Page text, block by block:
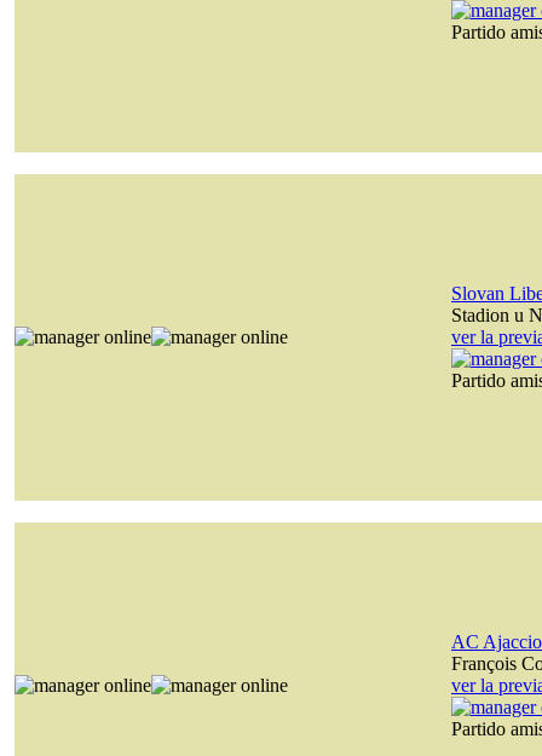
Partido
Slovan
Stadion u
ver la
Partido
AC Ajaccio
François
ver la
Partido